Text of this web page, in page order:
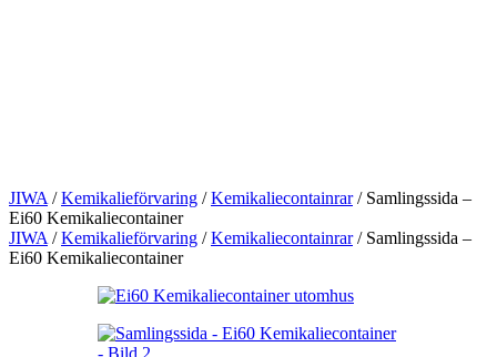
JIWA /Kemikalieförvaring /Kemikaliecontainrar/ Samlingssida –
Ei60 Kemikaliecontainer
JIWA /Kemikalieförvaring /Kemikaliecontainrar/ Samlingssida –
Ei60 Kemikaliecontainer